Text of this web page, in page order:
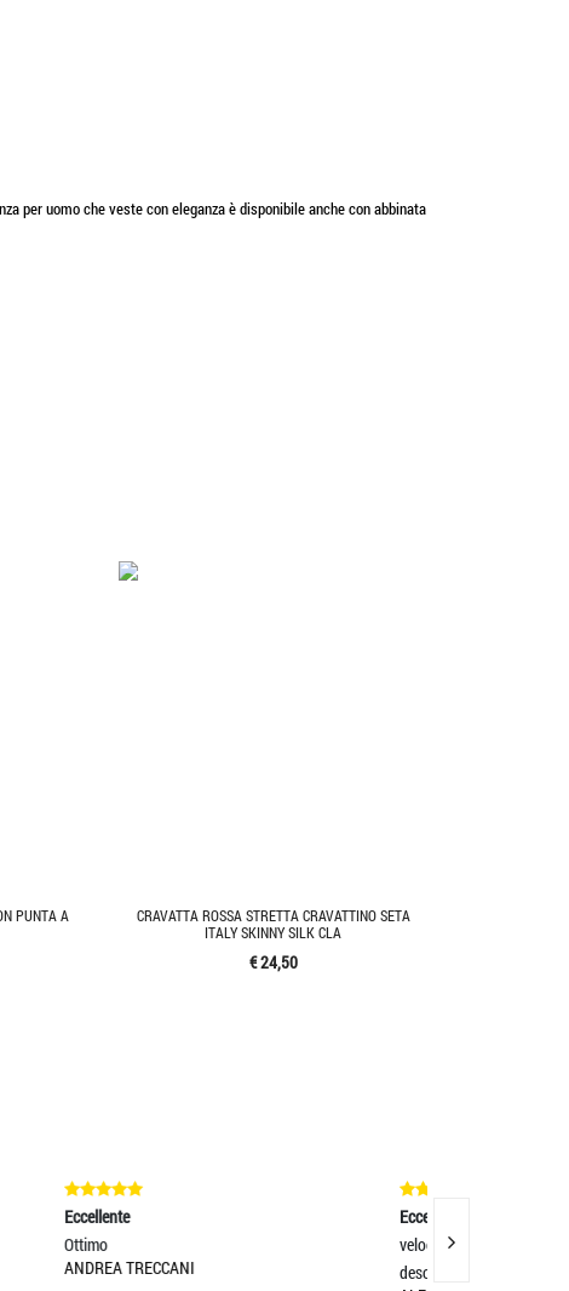
per uomo che veste con eleganza è disponibile anche con abbinata
PUNTA A
CRAVATTA ROSSA STRETTA CRAVATTINO SETA
ITALY SKINNY SILK CLA
€ 24,50
descrizione !!! Top !!!!